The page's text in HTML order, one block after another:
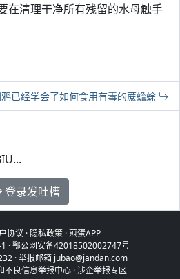
在清理干净所有残留的水母触手
已经学会了如何食用有毒的蔗蟾蜍
登录发吐槽
协议 · 隐私政策·煎蛋APP
·鄂公网安备42018502002747号
· 举报邮箱 jubao@jandan.com
不良信息举报中心 ·涉企举报专区